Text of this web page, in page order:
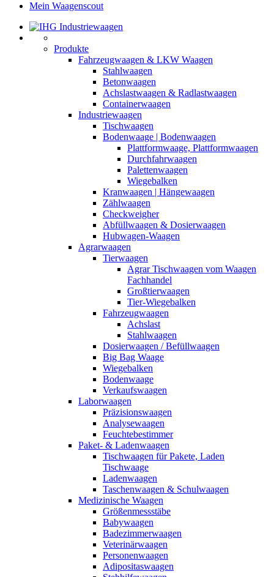
Mein Waagenscout
Produkte
Fahrzeugwaagen & LKW Waagen
Stahlwaagen
Betonwaagen
Achslastwaagen & Radlastwaagen
Containerwaagen
Industriewaagen
Tischwaagen
Bodenwaage | Bodenwaagen
Plattformwaage, Plattformwaagen
Durchfahrwaagen
Palettenwaagen
Wiegebalken
Kranwaagen | Hängewaagen
Zählwaagen
Checkweigher
Abfüllwaagen & Dosierwaagen
Hubwagen-Waagen
Agrarwaagen
Tierwaagen
Agrar Tischwaagen vom Waagen
Fachhandel
Großtierwaagen
Tier-Wiegebalken
Fahrzeugwaagen
Achslast
Stahlwaagen
Dosierwaagen / Befüllwaagen
Big Bag Waage
Wiegebalken
Bodenwaage
Verkaufswaagen
Laborwaagen
Präzisionswaagen
Analysewaagen
Feuchtebestimmer
Paket- & Ladenwaagen
Tischwaagen für Pakete, Laden
Tischwaage
Ladenwaagen
Taschenwaagen & Schulwaagen
Medizinische Waagen
Größenmessstäbe
Babywaagen
Badezimmerwaagen
Veterinärwaagen
Personenwaagen
Adipositaswaagen